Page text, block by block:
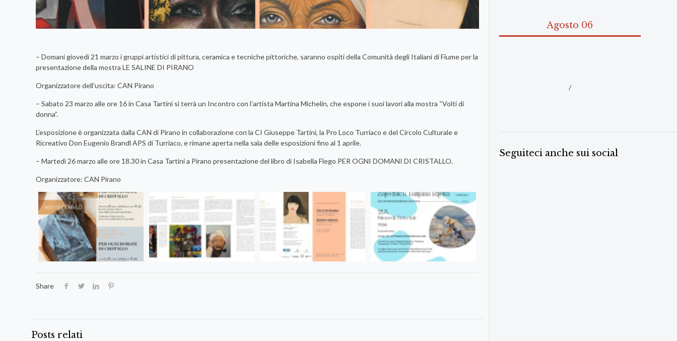
– Domani giovedì 21 marzo i gruppi artistici di pittura, ceramica e tecniche pittoriche, saranno ospiti della Comunità degli Italiani di Fiume per la
presentazione della mostra LE SALINE DI PIRANO
Organizzatore dell’uscita: CAN Pirano
– Sabato 23 marzo alle ore 16 in Casa Tartini si terrà un Incontro con l’artista Martina Michelin, che espone i suoi lavori alla mostra “Volti di
donna”.
L’esposizione è organizzata dalla CAN di Pirano in collaborazione con la CI Giuseppe Tartini, la Pro Loco Turriaco e del Circolo Culturale e
Ricreativo Don Eugenio Brandl APS di Turriaco, e rimane aperta nella sala delle esposizioni fino al 1 aprile.
– Martedì 26 marzo alle ore 18.30 in Casa Tartini a Pirano presentazione del libro di Isabella Flego PER OGNI DOMANI DI CRISTALLO.
Organizzatore: CAN Pirano
Share
Posts relati
Agosto 06
/
Seguiteci anche sui social